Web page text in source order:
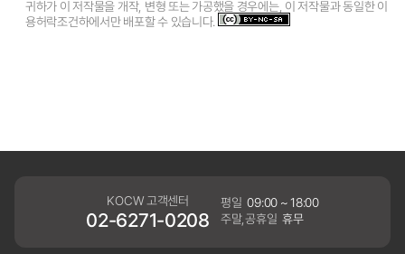
귀하가 이 저작물을 개작, 변형 또는 가공했을 경우에는, 이 저작물과 동일한 이
용허락조건하에서만 배포할 수 있습니다.
KOCW 고객센터
02-6271-0208
평일 09:00 ~ 18:00
주말,공휴일 휴무